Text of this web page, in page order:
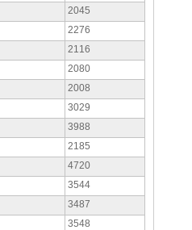
2045
2276
2116
2080
2008
3029
3988
2185
4720
3544
3487
3548